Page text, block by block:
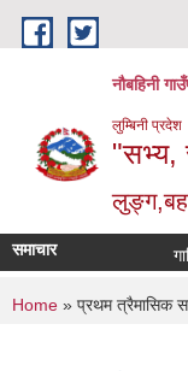
Skip to main content
नौबहिनी
लुम्बिनी प्रदेश
"सभ्य,
समाचार गाडि
You are
Home » प्रथम त्रैमासिक